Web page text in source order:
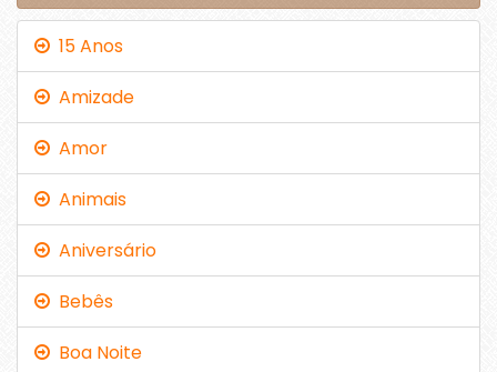
15 Anos
Amizade
Amor
Animais
Aniversário
Bebês
Boa Noite